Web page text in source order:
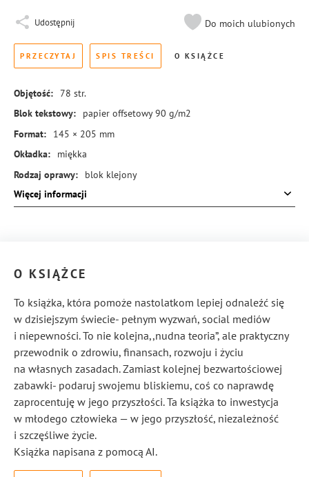
Udostępnij Do moich ulubionych
PRZECZYTAJ SPIS TREŚCI O KSIĄŻCE
Objętość: 78 str.
Blok tekstowy:
papier offsetowy 90 g/m2
Format:
145 × 205 mm
Okładka:
miękka
Rodzaj oprawy:
blok klejony
ISBN:
978-83-8431-319-0
Więcej informacji
O KSIĄŻCE
To książka, która pomoże nastolatkom lepiej odnaleźć się
w dzisiejszym świecie- pełnym wyzwań, social mediów
i niepewności. To nie kolejna,,nudna teoria”, ale praktyczny
przewodnik o zdrowiu, finansach, rozwoju i życiu
na własnych zasadach. Zamiast kolejnej bezwartościowej
zabawki- podaruj swojemu bliskiemu, coś co naprawdę
zaprocentuję w jego przyszłości. Ta książka to inwestycja
w młodego człowieka — w jego przyszłość, niezależność
i szczęśliwe życie.
Książka napisana z pomocą AI.